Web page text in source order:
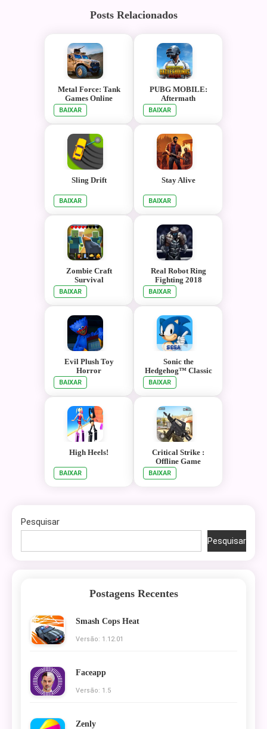
Posts Relacionados
Metal Force: Tank
Games Online
BAIXAR
PUBG MOBILE:
Aftermath
BAIXAR
Sling Drift
BAIXAR
Stay Alive
BAIXAR
Zombie Craft
Survival
BAIXAR
Real Robot Ring
Fighting 2018
BAIXAR
Evil Plush Toy
Horror
BAIXAR
Sonic the
Hedgehog™ Classic
BAIXAR
High Heels!
BAIXAR
Critical Strike :
Offline Game
BAIXAR
Pesquisar
Pesquisar
Postagens Recentes
Smash Cops Heat
Versão: 1.12.01
Faceapp
Versão: 1.5
Zenly